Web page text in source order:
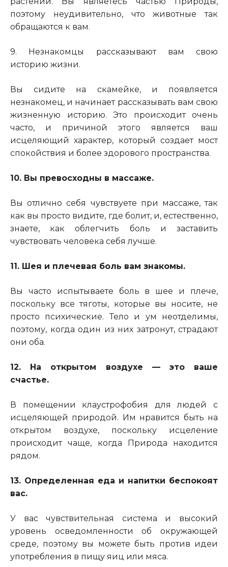
поэтому неудивительно, что животные так
обращаются к вам.
9. Незнакомцы рассказывают вам свою
историю жизни.
Вы сидите на скамейке, и появляется
незнакомец, и начинает рассказывать вам свою
жизненную историю. Это происходит очень
часто, и причиной этого является ваш
исцеляющий характер, который создает мост
спокойствия и более здорового пространства.
10. Вы превосходны в массаже.
Вы отлично себя чувствуете при массаже, так
как вы просто видите, где болит, и, естественно,
знаете, как облегчить боль и заставить
чувствовать человека себя лучше.
11. Шея и плечевая боль вам знакомы.
Вы часто испытываете боль в шее и плече,
поскольку все тяготы, которые вы носите, не
просто психические. Тело и ум неотделимы,
поэтому, когда один из них затронут, страдают
они оба.
12. На открытом воздухе — это ваше
счастье.
В помещении клаустрофобия для людей с
исцеляющей природой. Им нравится быть на
открытом воздухе, поскольку исцеление
происходит чаще, когда Природа находится
рядом.
13. Определенная еда и напитки беспокоят
вас.
У вас чувствительная система и высокий
уровень осведомленности об окружающей
среде, поэтому вы можете быть против идеи
употребления в пищу яиц или мяса.